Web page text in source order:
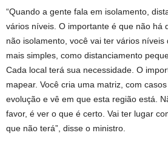
“Quando a gente fala em isolamento,
vários níveis. O importante é que não há
não isolamento, você vai ter vários níveis
mais simples, como distanciamento
Cada local terá sua necessidade. O
mapear. Você cria uma matriz, com
evolução e vê em que esta região está.
favor, é ver o que é certo. Vai ter lugar
que não terá”, disse o ministro.